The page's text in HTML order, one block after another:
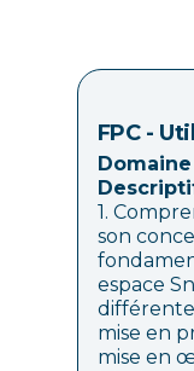
FPC -
Domaine
1.
son
espace
mise en
mise en